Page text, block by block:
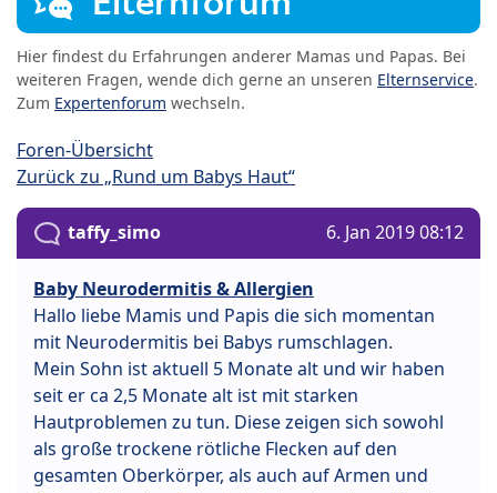
Hier findest du Erfahrungen anderer Mamas und Papas. Bei
weiteren Fragen, wende dich gerne an unseren Elternservice.
Zum Expertenforum wechseln.
Foren-Übersicht
Zurück zu „Rund um Babys Haut“
taffy_simo 6. Jan 2019 08:12
Baby Neurodermitis & Allergien
Hallo liebe Mamis und Papis die sich momentan
mit Neurodermitis bei Babys rumschlagen.
Mein Sohn ist aktuell 5 Monate alt und wir haben
seit er ca 2,5 Monate alt ist mit starken
Hautproblemen zu tun. Diese zeigen sich sowohl
als große trockene rötliche Flecken auf den
gesamten Oberkörper, als auch auf Armen und